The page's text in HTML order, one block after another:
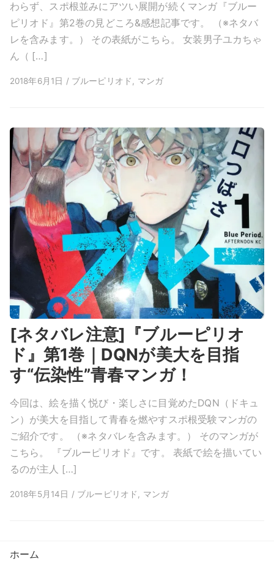
わらず、スポ根並みにアツい展開が続くマンガ『ブルー
ピリオド』第2巻の見どころ&感想記事です。 （※ネタバ
レを含みます。） その表紙がこちら。 女装男子ユカちゃ
ん（ […]
2018年6月1日 / ブルーピリオド, マンガ
[ネタバレ注意]『ブルーピリオ
ド』第1巻｜DQNが美大を目指
す“伝染性”青春マンガ！
今回は、絵を描く悦び・楽しさに目覚めたDQN（ドキュ
ン）が美大を目指して青春を燃やすスポ根受験マンガの
ご紹介です。 （※ネタバレを含みます。） そのマンガが
こちら。 『ブルーピリオド』です。 表紙で絵を描いてい
るのが主人 […]
2018年5月14日 / ブルーピリオド, マンガ
ホーム